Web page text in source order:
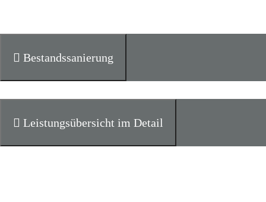
Bestandssanierung
Leistungsübersicht im Detail